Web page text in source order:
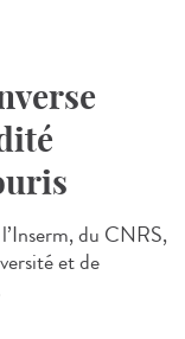
du CNRS,
et de